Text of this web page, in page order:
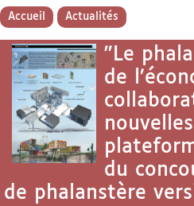
Accueil Actualités
"Le
de
du
de phalanstère